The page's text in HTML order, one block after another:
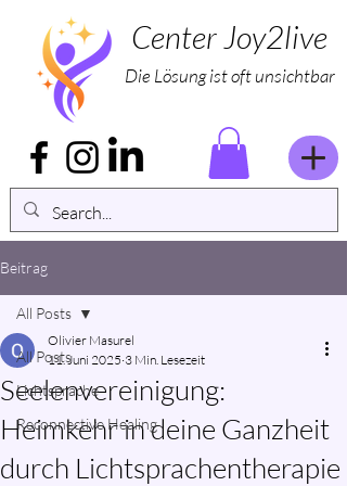
Center Joy2live
Die Lösung ist oft unsichtbar
Beitrag
All Posts
Lichtsprache
Reconnective Healing
All Posts
Seelenvereinigung:
Heimkehr in deine Ganzheit
durch Lichtsprachentherapie
Olivier Masurel
11. Juni 2025 3 Min. Lesezeit